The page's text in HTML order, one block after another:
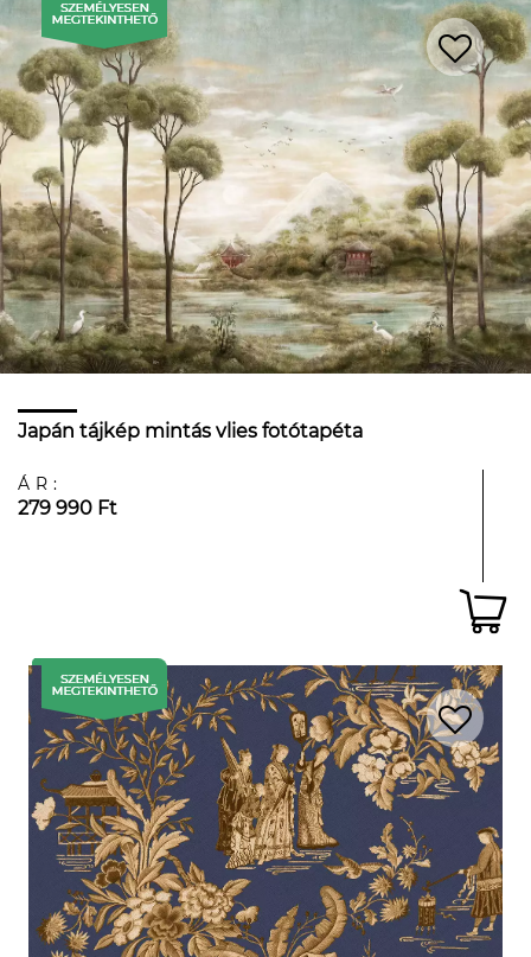
Japán tájkép mintás vlies fotótapéta
ÁR:
279 990 Ft